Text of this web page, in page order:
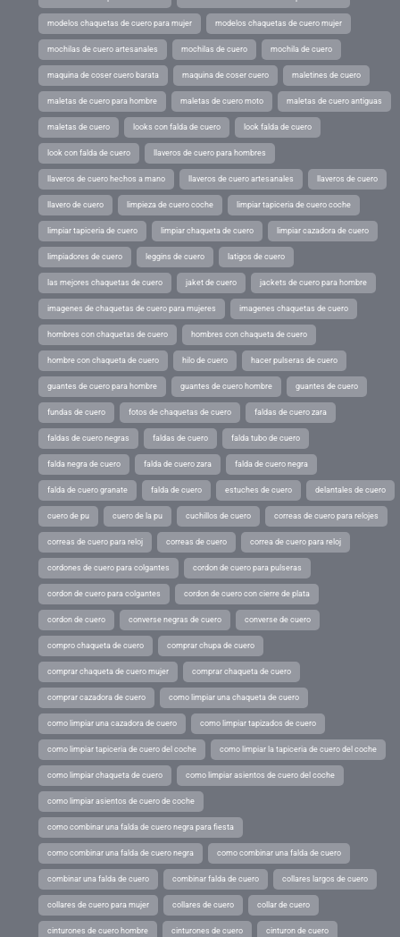
modelos chaquetas de cuero para mujer modelos chaquetas de cuero mujer
mochilas de cuero artesanales mochilas de cuero mochila de cuero
maquina de coser cuero barata maquina de coser cuero maletines de cuero
maletas de cuero para hombre maletas de cuero moto maletas de cuero antiguas
maletas de cuero looks con falda de cuero look falda de cuero
look con falda de cuero llaveros de cuero para hombres
llaveros de cuero hechos a mano llaveros de cuero artesanales llaveros de cuero
llavero de cuero limpieza de cuero coche limpiar tapiceria de cuero coche
limpiar tapiceria de cuero limpiar chaqueta de cuero limpiar cazadora de cuero
limpiadores de cuero leggins de cuero latigos de cuero
las mejores chaquetas de cuero jaket de cuero jackets de cuero para hombre
imagenes de chaquetas de cuero para mujeres imagenes chaquetas de cuero
hombres con chaquetas de cuero hombres con chaqueta de cuero
hombre con chaqueta de cuero hilo de cuero hacer pulseras de cuero
guantes de cuero para hombre guantes de cuero hombre guantes de cuero
fundas de cuero fotos de chaquetas de cuero faldas de cuero zara
faldas de cuero negras faldas de cuero falda tubo de cuero
falda negra de cuero falda de cuero zara falda de cuero negra
falda de cuero granate falda de cuero estuches de cuero delantales de cuero
cuero de pu cuero de la pu cuchillos de cuero correas de cuero para relojes
correas de cuero para reloj correas de cuero correa de cuero para reloj
cordones de cuero para colgantes cordon de cuero para pulseras
cordon de cuero para colgantes cordon de cuero con cierre de plata
cordon de cuero converse negras de cuero converse de cuero
compro chaqueta de cuero comprar chupa de cuero
comprar chaqueta de cuero mujer comprar chaqueta de cuero
comprar cazadora de cuero como limpiar una chaqueta de cuero
como limpiar una cazadora de cuero como limpiar tapizados de cuero
como limpiar tapiceria de cuero del coche como limpiar la tapiceria de cuero del coche
como limpiar chaqueta de cuero como limpiar asientos de cuero del coche
como limpiar asientos de cuero de coche
como combinar una falda de cuero negra para fiesta
como combinar una falda de cuero negra como combinar una falda de cuero
combinar una falda de cuero combinar falda de cuero collares largos de cuero
collares de cuero para mujer collares de cuero collar de cuero
cinturones de cuero hombre cinturones de cuero cinturon de cuero